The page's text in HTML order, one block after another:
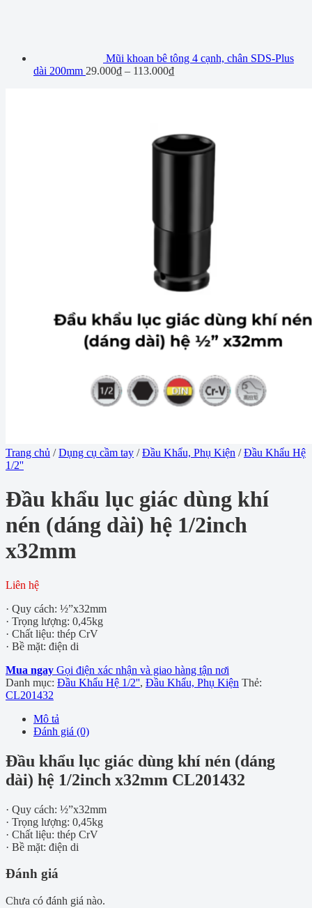
Mũi khoan bê tông 4 cạnh, chân SDS-Plus
dài 200mm 29.000₫ – 113.000₫
Trang chủ / Dụng cụ cầm tay / Đầu Khẩu, Phụ Kiện / Đầu Khẩu Hệ
1/2''
Đầu khẩu lục giác dùng khí
nén (dáng dài) hệ 1/2inch
x32mm
Liên hệ
· Quy cách: ½”x32mm
· Trọng lượng: 0,45kg
· Chất liệu: thép CrV
· Bề mặt: điện di
Mua ngay Gọi điện xác nhận và giao hàng tận nơi
Danh mục: Đầu Khẩu Hệ 1/2'', Đầu Khẩu, Phụ Kiện Thẻ:
CL201432
Mô tả
Đánh giá (0)
Đầu khẩu lục giác dùng khí nén (dáng
dài) hệ 1/2inch x32mm CL201432
· Quy cách: ½”x32mm
· Trọng lượng: 0,45kg
· Chất liệu: thép CrV
· Bề mặt: điện di
Đánh giá
Chưa có đánh giá nào.